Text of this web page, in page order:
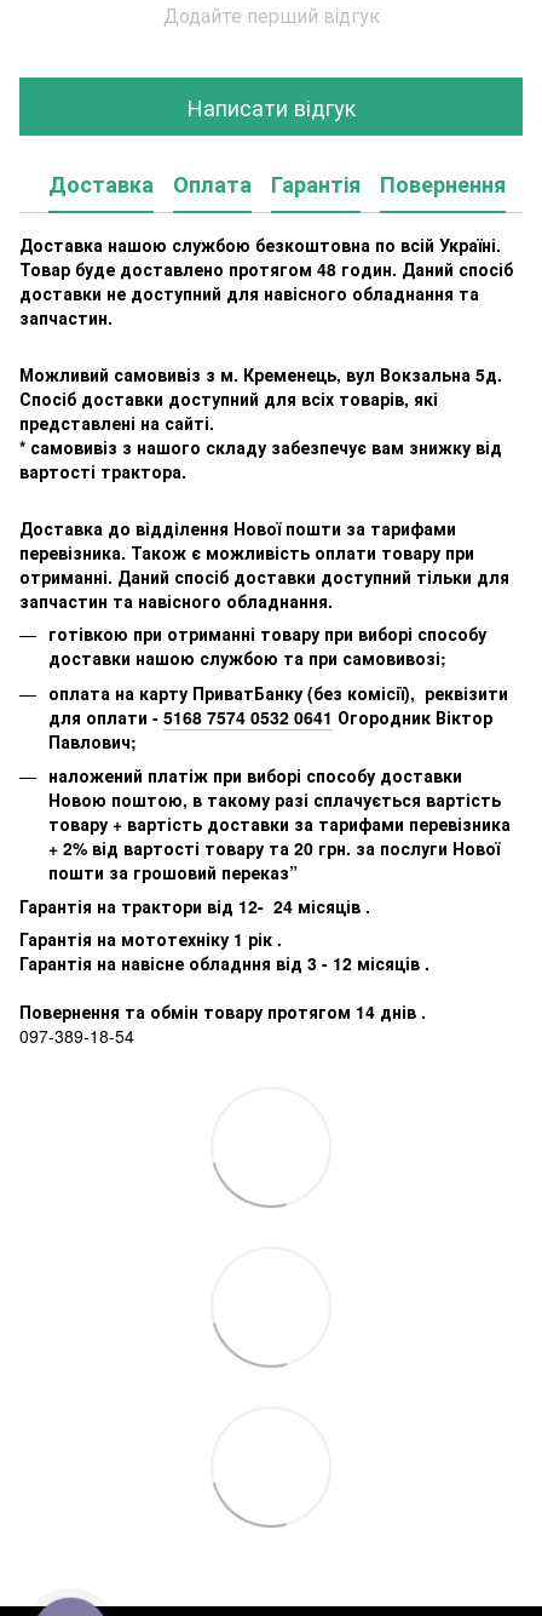
Додайте перший відгук
Написати відгук
Доставка Оплата Гарантія Повернення
Доставка нашою службою безкоштовна по всій Україні.
Товар буде доставлено протягом 48 годин. Даний спосіб
доставки не доступний для навісного обладнання та
запчастин.
Можливий самовивіз з м. Кременець, вул Вокзальна 5д.
Спосіб доставки доступний для всіх товарів, які
представлені на сайті.
* самовивіз з нашого складу забезпечує вам знижку від
вартості трактора.
Доставка до відділення Нової пошти за тарифами
перевізника. Також є можливість оплати товару при
отриманні. Даний спосіб доставки доступний тільки для
запчастин та навісного обладнання.
готівкою при отриманні товару при виборі способу
доставки нашою службою та при самовивозі;
оплата на карту ПриватБанку (без комісії), реквізити
для оплати - 5168 7574 0532 0641 Огородник Віктор
Павлович;
наложений платіж при виборі способу доставки
Новою поштою, в такому разі сплачується вартість
товару + вартість доставки за тарифами перевізника
+ 2% від вартості товару та 20 грн. за послуги Нової
пошти за грошовий переказ”
Гарантія на трактори від 12- 24 місяців .
Гарантія на мототехніку 1 рік .
Гарантія на навісне обладння від 3 - 12 місяців .
Повернення та обмін товару протягом 14 днів .
097-389-18-54